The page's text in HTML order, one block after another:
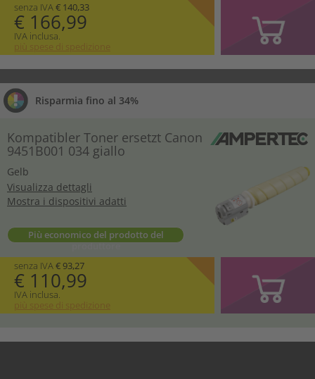
senza IVA€ 140,33
€ 166,99
IVA inclusa.
più spese di spedizione
Risparmia fino al 34%
Kompatibler Toner ersetzt Canon
9451B001 034 giallo
Gelb
Visualizza dettagli
Mostra i dispositivi adatti
Più economico del prodotto del
produttore
senza IVA€ 93,27
€ 110,99
IVA inclusa.
più spese di spedizione